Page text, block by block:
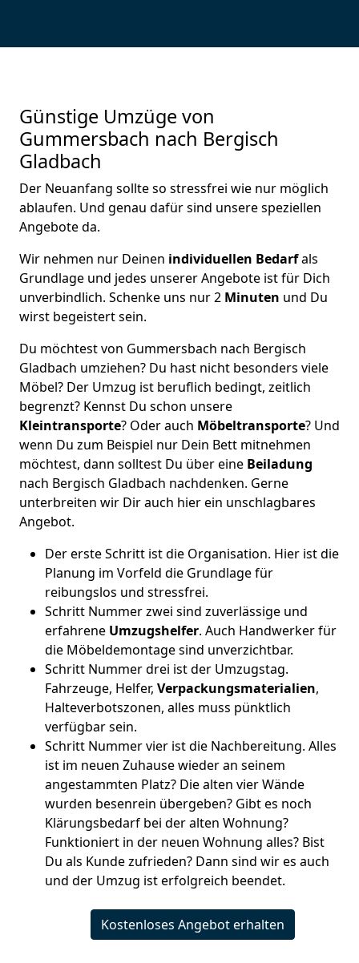
Günstige Umzüge von
Gummersbach nach Bergisch
Gladbach
Der Neuanfang sollte so stressfrei wie nur möglich
ablaufen. Und genau dafür sind unsere speziellen
Angebote da.
Wir nehmen nur Deinen individuellen Bedarfals
Grundlage und jedes unserer Angebote ist für Dich
unverbindlich. Schenke uns nur 2 Minuten und Du
wirst begeistert sein.
Du möchtest von Gummersbach nach Bergisch
Gladbach umziehen? Du hast nicht besonders viele
Möbel? Der Umzug ist beruflich bedingt, zeitlich
begrenzt? Kennst Du schon unsere
Kleintransporte? Oder auch Möbeltransporte? Und
wenn Du zum Beispiel nur Dein Bett mitnehmen
möchtest, dann solltest Du über eine Beiladung
nach Bergisch Gladbach nachdenken. Gerne
unterbreiten wir Dir auch hier ein unschlagbares
Angebot.
Der erste Schritt ist die Organisation. Hier ist die
Planung im Vorfeld die Grundlage für
reibungslos und stressfrei.
Schritt Nummer zwei sind zuverlässige und
erfahrene Umzugshelfer. Auch Handwerker für
die Möbeldemontage sind unverzichtbar.
Schritt Nummer drei ist der Umzugstag.
Fahrzeuge, Helfer, Verpackungsmaterialien,
Halteverbotszonen, alles muss pünktlich
verfügbar sein.
Schritt Nummer vier ist die Nachbereitung. Alles
ist im neuen Zuhause wieder an seinem
angestammten Platz? Die alten vier Wände
wurden besenrein übergeben? Gibt es noch
Klärungsbedarf bei der alten Wohnung?
Funktioniert in der neuen Wohnung alles? Bist
Du als Kunde zufrieden? Dann sind wir es auch
und der Umzug ist erfolgreich beendet.
Kostenloses Angebot erhalten